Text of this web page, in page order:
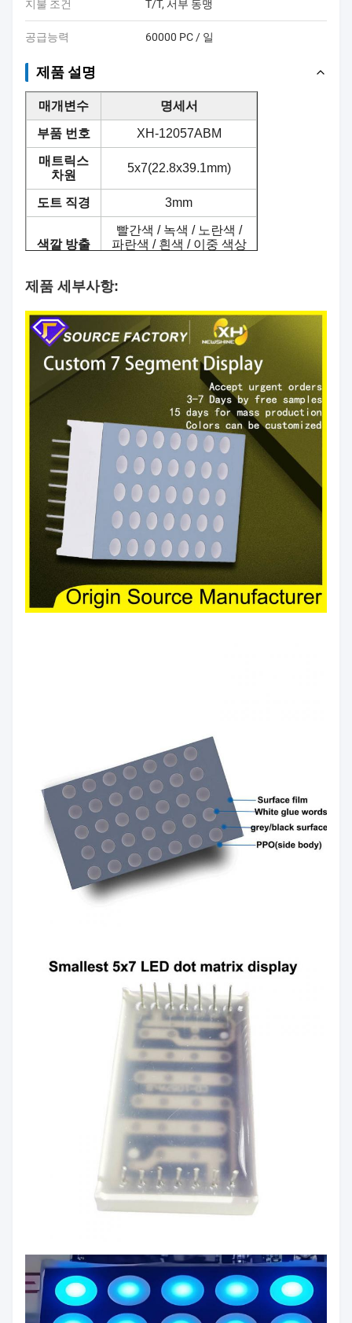
지불 조건 T/T, 서부 동맹
공급능력 60000 PC / 일
제품 설명
매개변수 명세서
부품 번호 XH-12057ABM
매트릭스
차원
5x7(22.8x39.1mm)
도트 직경 3mm
색깔 방출
빨간색 / 녹색 / 노란색 /
파란색 / 흰색 / 이중 색상
표면 색상
흰색/투명 도트가 있는
극성
공통 양극(CA) / 공통 음
극(CC)
순방향 전
압(VF
빨간색: 1.8V - 2.2V | 녹
색/파란색: 3.0V - 3.4V
광도
고강도 옵션 사용 가능
(요구 사항에 맞게 조정
된 mcd)
작동 온도 -40°C ~ +85°C
제품 세부사항: